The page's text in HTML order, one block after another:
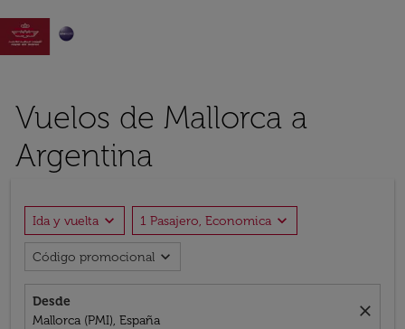

Vuelos de Mallorca a
Argentina
Ida y vuelta expand_more 1 Pasajero, Economica expand_more
Código promocional expand_more
Desde
Mallorca (PMI), España
close